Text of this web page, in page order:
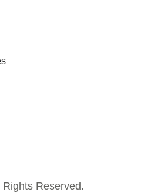
Reserved.